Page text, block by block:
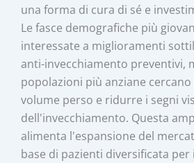
una forma di cura di sé e
Le fasce demografiche più
interessate a miglioramenti
anti-invecchiamento preventivi,
popolazioni più anziane
volume perso e ridurre i segni
dell'invecchiamento. Questa
alimenta l'espansione del
base di pazienti diversificata